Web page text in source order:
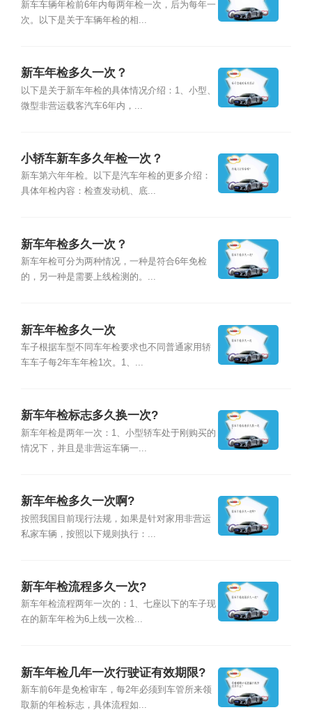
新车车辆年检前6年内每两年检一次，后为每年一
次。以下是关于车辆年检的相...
新车年检多久一次？
以下是关于新车年检的具体情况介绍：1、小型、
微型非营运载客汽车6年内，...
小轿车新车多久年检一次？
新车第六年年检。以下是汽车年检的更多介绍：
具体年检内容：检查发动机、底...
新车年检多久一次？
新车年检可分为两种情况，一种是符合6年免检
的，另一种是需要上线检测的。...
新车年检多久一次
车子根据车型不同车年检要求也不同普通家用轿
车车子每2年车年检1次。1、...
新车年检标志多久换一次?
新车年检是两年一次：1、小型轿车处于刚购买的
情况下，并且是非营运车辆一...
新车年检多久一次啊?
按照我国目前现行法规，如果是针对家用非营运
私家车辆，按照以下规则执行：...
新车年检流程多久一次?
新车年检流程两年一次的：1、七座以下的车子现
在的新车年检为6上线一次检...
新车年检几年一次行驶证有效期限?
新车前6年是免检审车，每2年必须到车管所来领
取新的年检标志，具体流程如...